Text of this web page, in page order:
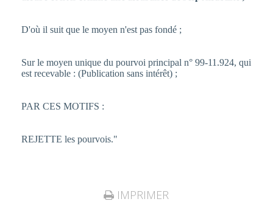
D'où il suit que le moyen n'est pas fondé ;
Sur le moyen unique du pourvoi principal n° 99-11.924, qui
est recevable : (Publication sans intérêt) ;
PAR CES MOTIFS :
REJETTE les pourvois."
IMPRIMER